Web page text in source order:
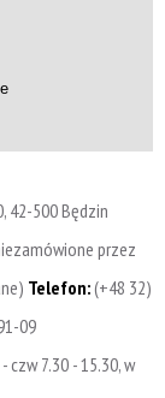
42-500 Będzin
przez
Telefon:(+48 32)
09
czw 7.30 - 15.30, w